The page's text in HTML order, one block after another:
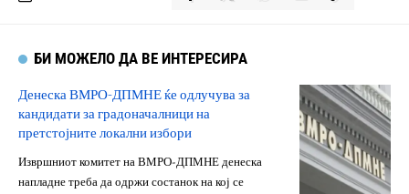
БИ МОЖЕЛО ДА ВЕ ИНТЕРЕСИРА
Денеска ВМРО-ДПМНЕ ќе одлучува за
кандидати за градоначалници на
претстојните локални избори
Извршниот комитет на ВМРО-ДПМНЕ денеска
напладне треба да одржи состанок на кој се